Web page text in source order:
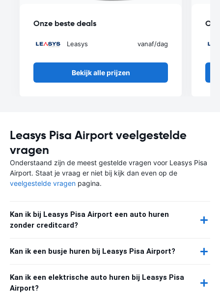
Onze beste deals
Leasys vanaf/dag
Bekijk alle prijzen
Leasys Pisa Airport veelgestelde
vragen
Onderstaand zijn de meest gestelde vragen voor Leasys Pisa
Airport. Staat je vraag er niet bij kijk dan even op de
veelgestelde vragen pagina.
Kan ik bij Leasys Pisa Airport een auto huren
zonder creditcard?
Kan ik een busje huren bij Leasys Pisa Airport?
Kan ik een elektrische auto huren bij Leasys Pisa
Airport?